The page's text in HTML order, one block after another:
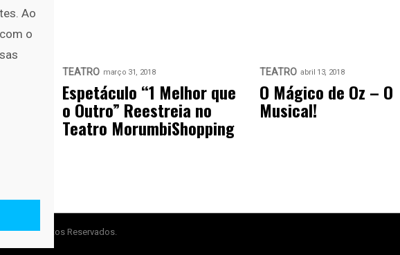
Ao
o
TEATRO março 31, 2018
Espetáculo “1 Melhor que
o Outro” Reestreia no
Teatro MorumbiShopping
TEATRO abril 13, 2018
O Mágico de Oz – O
Musical!
os direitos Reservados.